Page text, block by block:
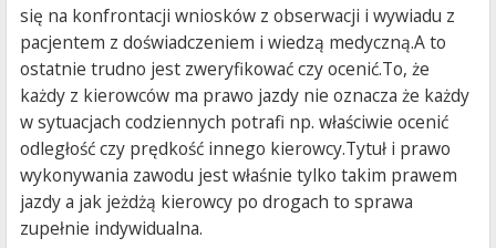
się na konfrontacji wniosków z obserwacji i wywiadu z
pacjentem z doświadczeniem i wiedzą medyczną.A to
ostatnie trudno jest zweryfikować czy ocenić.To, że
każdy z kierowców ma prawo jazdy nie oznacza że każdy
w sytuacjach codziennych potrafi np. właściwie ocenić
odległość czy prędkość innego kierowcy.Tytuł i prawo
wykonywania zawodu jest właśnie tylko takim prawem
jazdy a jak jeżdżą kierowcy po drogach to sprawa
zupełnie indywidualna.